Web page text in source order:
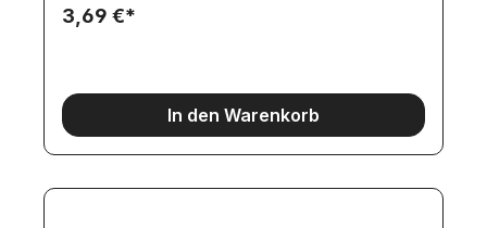
3,69 €*
In den Warenkorb